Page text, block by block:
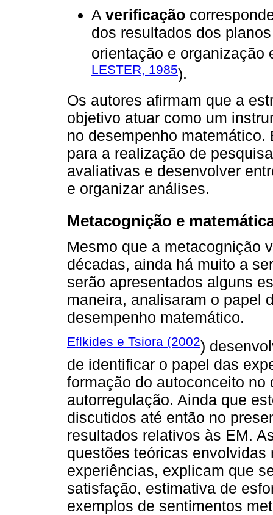
A verificação
dos resultados dos
orientação e organização
LESTER, 1985).
Os autores afirmam que a
objetivo atuar como um
no desempenho
para a realização de
avaliativas e desenvolver
e organizar análises.
Metacognição e
Mesmo que a metacognição
décadas, ainda há muito a
serão apresentados alguns
maneira, analisaram o papel
desempenho matemático.
Eflkides e Tsiora (2002)
de identificar o papel das
formação do autoconceito
autorregulação. Ainda que
discutidos até então no
resultados relativos às EM.
questões teóricas
experiências, explicam que
satisfação, estimativa de
exemplos de sentimentos